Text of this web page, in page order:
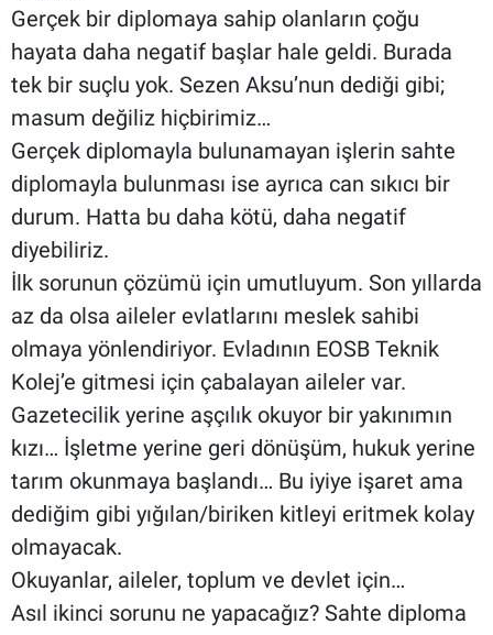
Gerçek bir diplomaya sahip olanların çoğu
hayata daha negatif başlar hale geldi. Burada
tek bir suçlu yok. Sezen Aksu’nun dediği gibi;
masum değiliz hiçbirimiz…
Gerçek diplomayla bulunamayan işlerin sahte
diplomayla bulunması ise ayrıca can sıkıcı bir
durum. Hatta bu daha kötü, daha negatif
diyebiliriz.
İlk sorunun çözümü için umutluyum. Son yıllarda
az da olsa aileler evlatlarını meslek sahibi
olmaya yönlendiriyor. Evladının EOSB Teknik
Kolej’e gitmesi için çabalayan aileler var.
Gazetecilik yerine aşçılık okuyor bir yakınımın
kızı… İşletme yerine geri dönüşüm, hukuk yerine
tarım okunmaya başlandı… Bu iyiye işaret ama
dediğim gibi yığılan/biriken kitleyi eritmek kolay
olmayacak.
Okuyanlar, aileler, toplum ve devlet için…
Asıl ikinci sorunu ne yapacağız? Sahte diploma